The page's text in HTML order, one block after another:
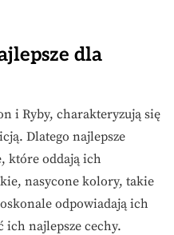
dla
i Ryby, charakteryzują się
Dlatego najlepsze
które oddają ich
nasycone kolory, takie
odpowiadają ich
ich najlepsze cechy.